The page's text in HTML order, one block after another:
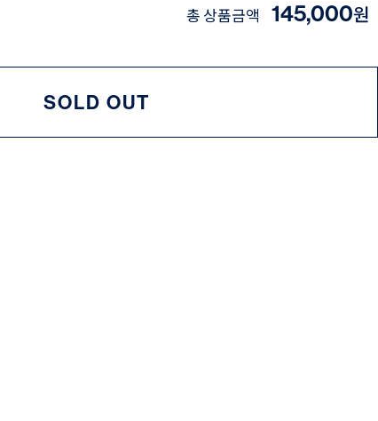
총 상품금액 145,000원
SOLD OUT